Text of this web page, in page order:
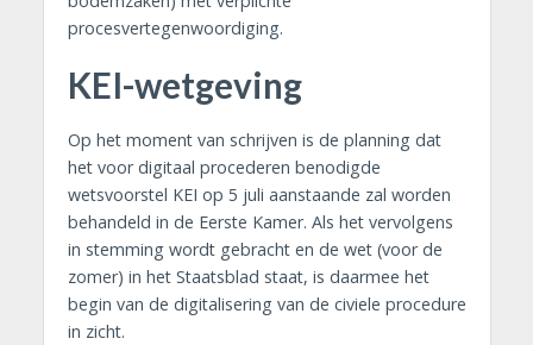
procesvertegenwoordiging.
KEI-wetgeving
Op het moment van schrijven is de planning dat
het voor digitaal procederen benodigde
wetsvoorstel KEI op 5 juli aanstaande zal worden
behandeld in de Eerste Kamer. Als het vervolgens
in stemming wordt gebracht en de wet (voor de
zomer) in het Staatsblad staat, is daarmee het
begin van de digitalisering van de civiele procedure
in zicht.